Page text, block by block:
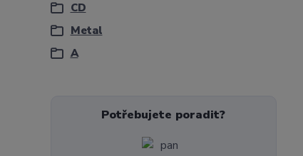
CD
Metal
A
Potřebujete poradit?